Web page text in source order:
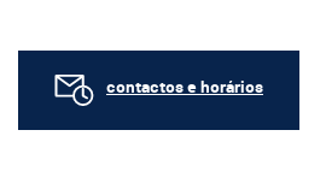
contactos e horários